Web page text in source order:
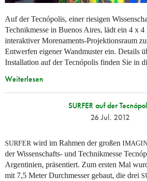
Auf der Tecnópolis, einer riesigen
Technikmesse in Buenos Aires, lädt ein 4 x
interaktiver Morenaments-Projektionsraum
Entwerfen eigener Wandmuster ein. Details
Installation auf der Tecnópolis finden Sie in
Weiterlesen
SURFER auf der
26 Jul. 2012
SURFER wird im Rahmen der großen
der Wissenschafts- und Technikmesse
Argentinien, präsentiert. Zum ersten Mal
mit 7,5 Meter Durchmesser gebaut, die drei